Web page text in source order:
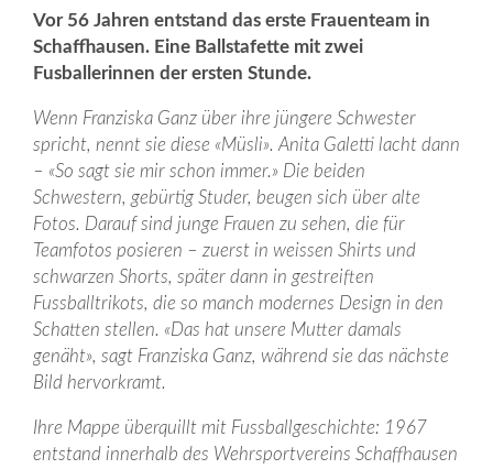
Vor 56 Jahren entstand das erste Frauenteam in
Schaffhausen. Eine Ballstafette mit zwei
Fusballerinnen der ersten Stunde.
Wenn Franziska Ganz über ihre jüngere Schwester
spricht, nennt sie diese «Müsli». Anita Galetti lacht dann
– «So sagt sie mir schon immer.» Die beiden
Schwestern, gebürtig Studer, beugen sich über alte
Fotos. Darauf sind junge Frauen zu sehen, die für
Teamfotos posieren – zuerst in weissen Shirts und
schwarzen Shorts, später dann in gestreiften
Fussballtrikots, die so manch modernes Design in den
Schatten stellen. «Das hat unsere Mutter damals
genäht», sagt Franziska Ganz, während sie das nächste
Bild hervorkramt.
Ihre Mappe überquillt mit Fussballgeschichte: 1967
entstand innerhalb des Wehrsportvereins Schaffhausen